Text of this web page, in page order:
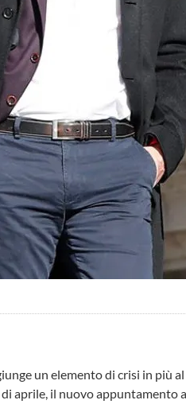
un elemento di crisi in
aprile, il nuovo